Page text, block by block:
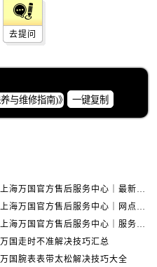
去提问
一键复制
上海万国官方售后服务中心｜最新电话及地址权威信息公示（2026年6月最新）
上海万国官方售后服务中心｜网点地址与服务热线权威信息公示（2026年6月最新）
上海万国官方售后服务中心｜服务热线及办公地址权威信息公示（2026年6月最新）
万国走时不准解决技巧汇总
万国腕表表带太松解决技巧大全